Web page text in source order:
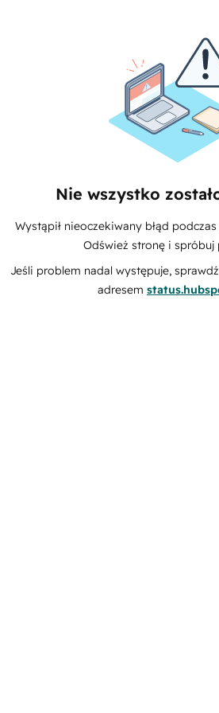
Nie wszystko
Wystąpił nieoczekiwany błąd
Odśwież stronę i spróbuj
Jeśli problem nadal występuje,
adresem